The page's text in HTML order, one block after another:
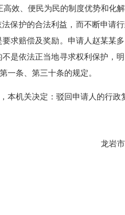
效、便民为民的制度优势和化
保护的合法利益，而不断申请
求赔偿及奖励。申请人赵某某
是依法正当地寻求权利保护，
一条、第三十条的规定。
机关决定：驳回申请人的行政
龙岩市